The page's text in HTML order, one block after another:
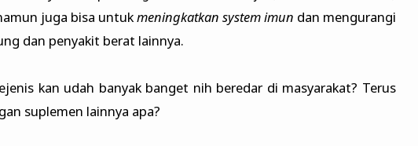
juga bisa untukmeningkatkan system imun dan mengurangi
dan penyakit berat lainnya.
kan udah banyak banget nih beredar di masyarakat? Terus
suplemen lainnya apa?